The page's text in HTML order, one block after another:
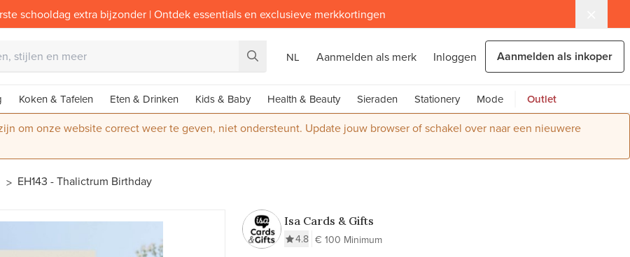
schooldag extra bijzonder | Ontdek essentials en exclusieve merkkortingen
NL Aanmelden als merk Inloggen Aanmelden als inkoper
Koken & Tafelen Eten & Drinken Kids & Baby Health & Beauty Sieraden Stationery Mode Outlet
om onze website correct weer te geven, niet ondersteunt. Update jouw browser of schakel over naar een nieuwere
EH143 - Thalictrum Birthday
Isa Cards & Gifts
4.8 € 100 Minimum